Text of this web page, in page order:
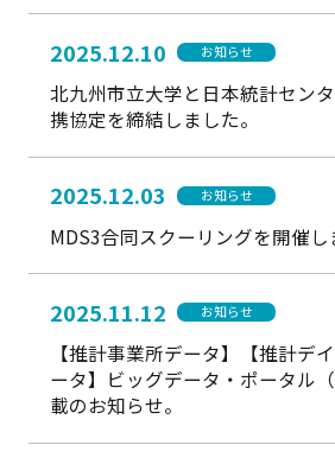
2025.12.10 お知らせ
北九州市立大学と日本統計セン
携協定を締結しました。
2025.12.03 お知らせ
MDS3合同スクーリングを開催し
2025.11.12 お知らせ
【推計事業所データ】【推計デ
ータ】ビッグデータ・ポータル
載のお知らせ。